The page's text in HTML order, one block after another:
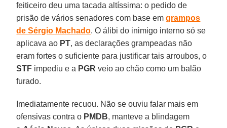
feiticeiro deu uma tacada altíssima: o pedido de
prisão de vários senadores com base emgrampos
de Sérgio Machado. O álibi do inimigo interno só se
aplicava ao PT, as declarações grampeadas não
eram fortes o suficiente para justificar tais arroubos, o
STF impediu e a PGR veio ao chão como um balão
furado.
Imediatamente recuou. Não se ouviu falar mais em
ofensivas contra o PMDB, manteve a blindagem